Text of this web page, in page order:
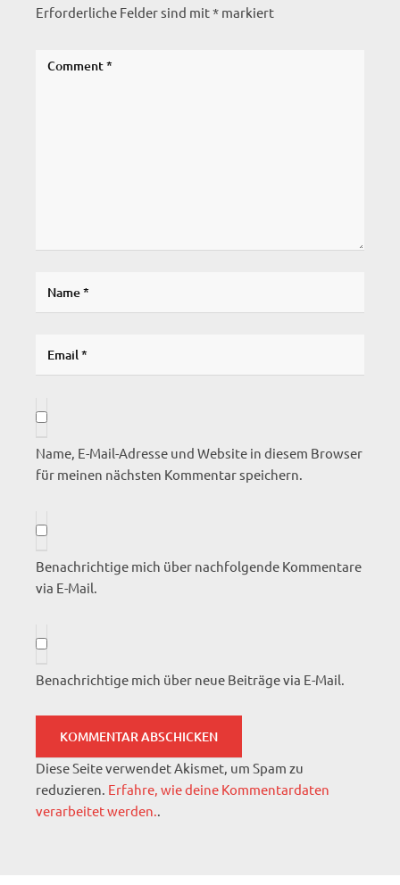
Erforderliche Felder sind mit* markiert
Name, E-Mail-Adresse und Website in diesem Browser
für meinen nächsten Kommentar speichern.
Benachrichtige mich über nachfolgende Kommentare
via E-Mail.
Benachrichtige mich über neue Beiträge via E-Mail.
Diese Seite verwendet Akismet, um Spam zu
reduzieren. Erfahre, wie deine Kommentardaten
verarbeitet werden..